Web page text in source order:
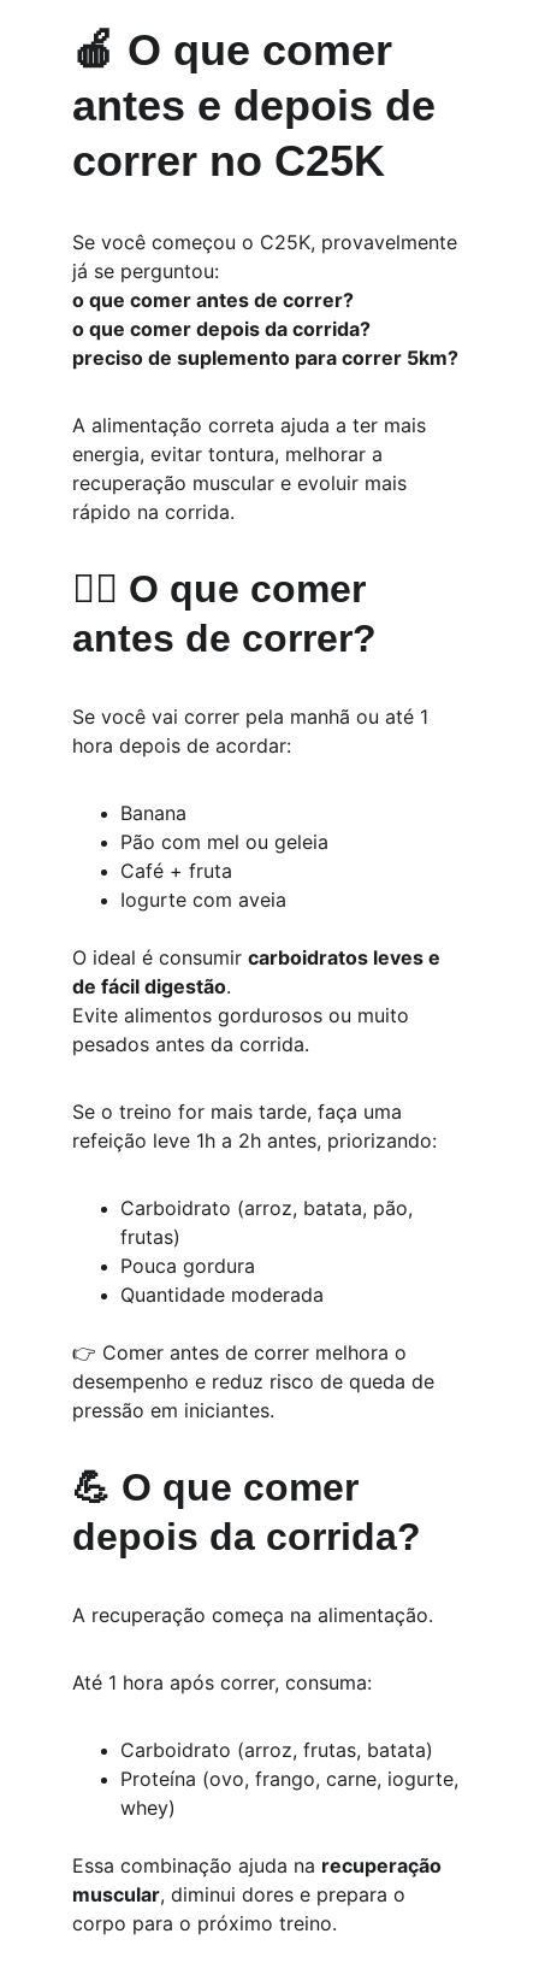
🍎 O que comer
antes e depois de
correr no C25K
Se você começou o C25K, provavelmente
já se perguntou:
o que comer antes de correr?
o que comer depois da corrida?
preciso de suplemento para correr 5km?
A alimentação correta ajuda a ter mais
energia, evitar tontura, melhorar a
recuperação muscular e evoluir mais
rápido na corrida.
🏃‍♂️ O que comer
antes de correr?
Se você vai correr pela manhã ou até 1
hora depois de acordar:
Banana
Pão com mel ou geleia
Café + fruta
Iogurte com aveia
O ideal é consumir carboidratos leves e
de fácil digestão.
Evite alimentos gordurosos ou muito
pesados antes da corrida.
Se o treino for mais tarde, faça uma
refeição leve 1h a 2h antes, priorizando:
Carboidrato (arroz, batata, pão,
frutas)
Pouca gordura
Quantidade moderada
👉 Comer antes de correr melhora o
desempenho e reduz risco de queda de
pressão em iniciantes.
💪 O que comer
depois da corrida?
A recuperação começa na alimentação.
Até 1 hora após correr, consuma:
Carboidrato (arroz, frutas, batata)
Proteína (ovo, frango, carne, iogurte,
whey)
Essa combinação ajuda na recuperação
muscular, diminui dores e prepara o
corpo para o próximo treino.